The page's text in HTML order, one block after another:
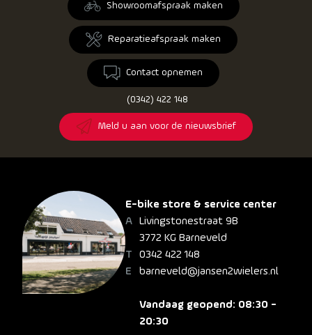
Showroomafspraak maken
Reparatieafspraak maken
Contact opnemen
(0342) 422 148
Meld u aan voor de nieuwsbrief
E-bike store & service center
Livingstonestraat 9B
3772 KG Barneveld
0342 422 148
barneveld@jansen2wielers.nl
Vandaag geopend: 08:30 -
20:30